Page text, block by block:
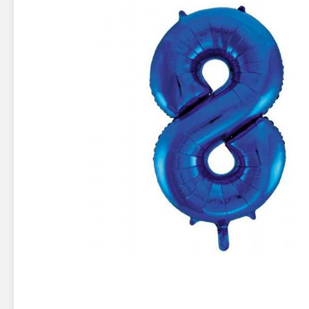
Фейерверки на свадьбу
Петарды
Терочные
Корсары
Бабочки,
Жуки